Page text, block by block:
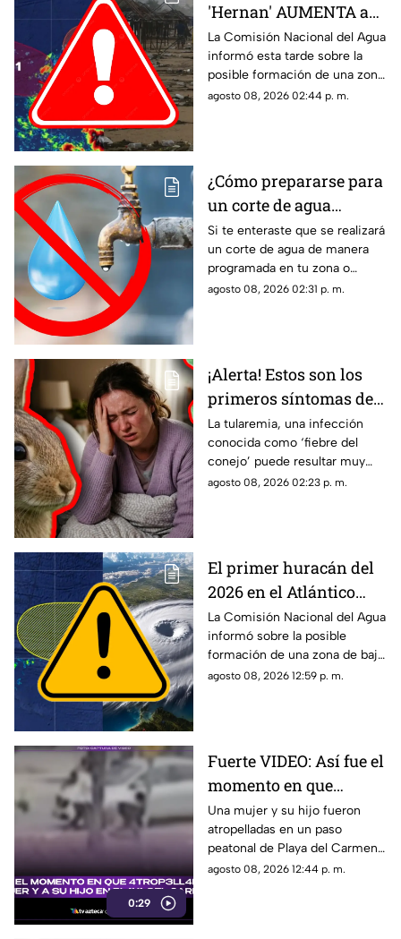
'Hernan' AUMENTA a
70% su probabilidad de
desarrollo y esta es la
ubicación exacta del
potencial ciclón
La Comisión Nacional del Agua
informó esta tarde sobre la
posible formación de una zona
de baja presión con potencial
agosto 08, 2026 02:44 p. m.
¿Cómo prepararse para
un corte de agua
programado? Esto
puedes hacer ante la
suspensión del servicio
Si te enteraste que se realizará
un corte de agua de manera
programada en tu zona o
simplemente de quedaste sin
agosto 08, 2026 02:31 p. m.
¡Alerta! Estos son los
primeros síntomas de
la ‘fiebre del conejo’ y lo
que debes saber sobre
el contagio de
tularemia
La tularemia, una infección
conocida como ‘fiebre del
conejo’ puede resultar muy
grave y aquí te compartimos
agosto 08, 2026 02:23 p. m.
El primer huracán del
2026 en el Atlántico
podría formarse en 7
días: ¿Cuál es la
probabilidad de
desarrollo ciclónico?
La Comisión Nacional del Agua
informó sobre la posible
formación de una zona de baja
presión en el Atlántico, misma
agosto 08, 2026 12:59 p. m.
0:29
Fuerte VIDEO: Así fue el
momento en que
4tr0p3ll4n a una mujer
y a su hijo en un paso
peatonal de Playa del
Carmen
Una mujer y su hijo fueron
atropelladas en un paso
peatonal de Playa del Carmen.
Cámara de seguridad captó el
agosto 08, 2026 12:44 p. m.